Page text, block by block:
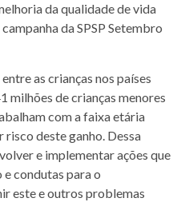
da qualidade de vida
da SPSP Setembro
as crianças nos países
milhões de crianças menores
com a faixa etária
deste ganho. Dessa
e implementar ações que
condutas para o
este e outros problemas